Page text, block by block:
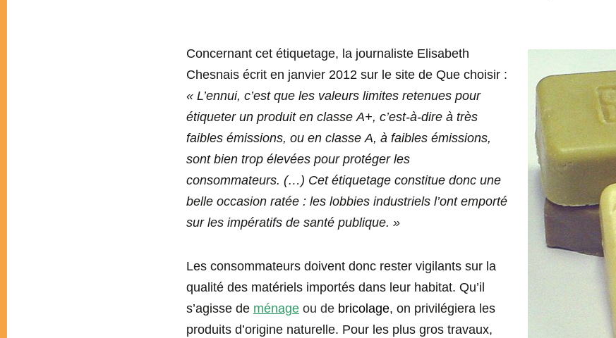
Concernant cet étiquetage, la journaliste Elisabeth
Chesnais écrit en janvier 2012 sur le site de Que choisir :
« L’ennui, c’est que les valeurs limites retenues pour
étiqueter un produit en classe A+, c’est-à-dire à très
faibles émissions, ou en classe A, à faibles émissions,
sont bien trop élevées pour protéger les
consommateurs. (…) Cet étiquetage constitue donc une
belle occasion ratée : les lobbies industriels l’ont emporté
sur les impératifs de santé publique. »
Les consommateurs doivent donc rester vigilants sur la
qualité des matériels importés dans leur habitat. Qu’il
s’agisse de ménage ou de bricolage, on privilégiera les
produits d’origine naturelle. Pour les plus gros travaux,